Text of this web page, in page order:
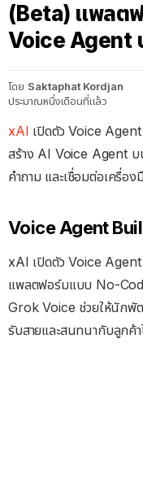
(Beta) แพลตฟ
Voice Agent
โดย Saktaphat Kordjan
ประมาณหนึ่งเดือนที่แล้ว
xAI เปิดตัว Voice
สร้าง AI Voice Agent
คำถาม และเชื่อมต่อเครื่อ
Voice Agent
xAI เปิดตัว Voice
แพลตฟอร์มแบบ No-
Grok Voice ช่วยให้นักพั
รับสายและสนทนากับลูกค้